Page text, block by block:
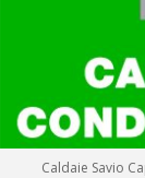
Caldaie Savio